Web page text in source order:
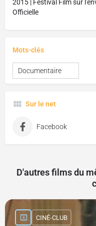
2015 | Festival Film sur
Officielle
Mots-clés
Documentaire
Sur le net
Facebook
D'autres films du
CINÉ-CLUB